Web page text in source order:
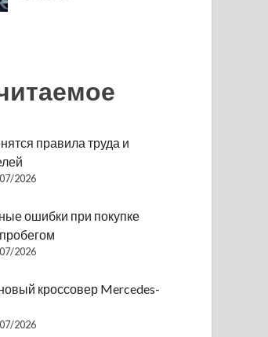
правила труда и
2026
ошибки при покупке
2026
кроссовер Mercedes-
2026